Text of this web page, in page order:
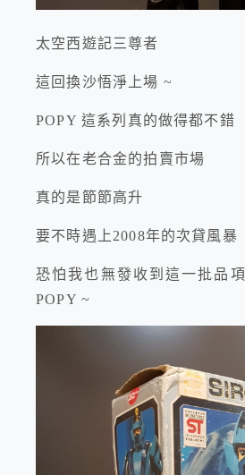
太空西遊記三尊者
這回換沙悟淨上場 ~
POPY 這系列真的做得都不錯
所以在老合金的拍賣市場
真的是節節高升
要不時遇上2008年的次貸風暴
恐怕我也無發收到這一批品
POPY ~